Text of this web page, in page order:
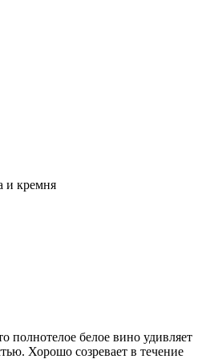
и кремня
полнотелое белое вино удивляет
Хорошо созревает в течение